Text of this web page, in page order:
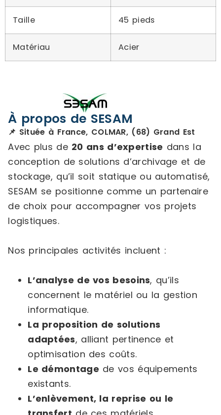
Taille 45 pieds
Matériau Acier
À propos de SESAM
📌 Située à France, COLMAR, (68) Grand Est
Avec plus de 20 ans d’expertise dans la
conception de solutions d’archivage et de
stockage, qu’il soit statique ou automatisé,
SESAM se positionne comme un partenaire
de choix pour accompagner vos projets
logistiques.
Nos principales activités incluent :
L’analyse de vos besoins, qu’ils
concernent le matériel ou la gestion
informatique.
La proposition de solutions
adaptées, alliant pertinence et
optimisation des coûts.
Le démontage de vos équipements
existants.
L’enlèvement, la reprise ou le